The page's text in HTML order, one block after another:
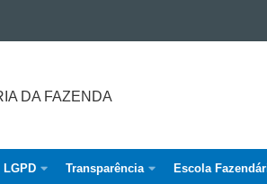
DA FAZENDA
LGPD Transparência Escola